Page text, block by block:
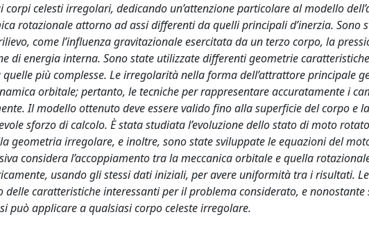
celesti irregolari, dedicando un’attenzione particolare al modello
rotazionale attorno ad assi differenti da quelli principali d’inerzia. Sono
come l’influenza gravitazionale esercitata da un terzo corpo, la
di energia interna. Sono state utilizzate differenti geometrie
più complesse. Le irregolarità nella forma dell’attrattore principale
orbitale; pertanto, le tecniche per rappresentare accuratamente i
Il modello ottenuto deve essere valido fino alla superficie del corpo e
sforzo di calcolo. È stata studiata l’evoluzione dello stato di moto
geometria irregolare, e inoltre, sono state sviluppate le equazioni del
considera l’accoppiamento tra la meccanica orbitale e quella
usando gli stessi dati iniziali, per avere uniformità tra i risultati. Le
delle caratteristiche interessanti per il problema considerato, e
può applicare a qualsiasi corpo celeste irregolare.